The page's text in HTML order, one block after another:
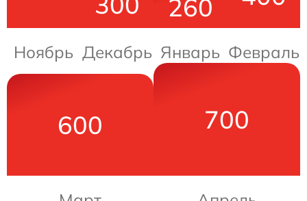
Ноябрь Декабрь
260
Январь Февраль
600 700